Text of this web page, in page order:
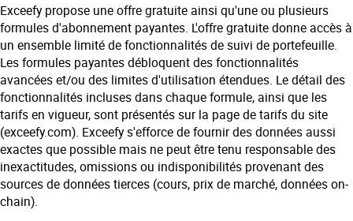
Exceefy propose une offre gratuite ainsi qu'une ou plusieurs
formules d'abonnement payantes. L'offre gratuite donne accès à
un ensemble limité de fonctionnalités de suivi de portefeuille.
Les formules payantes débloquent des fonctionnalités
avancées et/ou des limites d'utilisation étendues. Le détail des
fonctionnalités incluses dans chaque formule, ainsi que les
tarifs en vigueur, sont présentés sur la page de tarifs du site
(exceefy.com). Exceefy s'efforce de fournir des données aussi
exactes que possible mais ne peut être tenu responsable des
inexactitudes, omissions ou indisponibilités provenant des
sources de données tierces (cours, prix de marché, données on-
chain).